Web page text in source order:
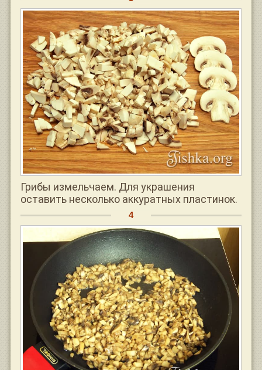
Грибы измельчаем. Для украшения
оставить несколько аккуратных пластинок.